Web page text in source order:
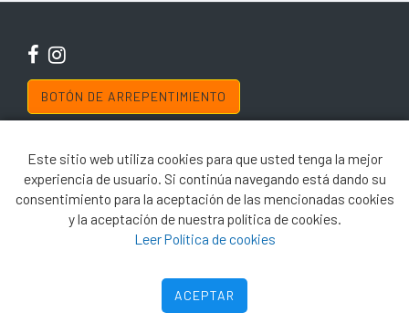
BOTÓN DE ARREPENTIMIENTO
las Políticas de Privacidad de El Ferretero. Las fotos son a modo ilustrativo. La
venta de cualquiera de los productos publicados está sujeta a la verificación de
stock. Los precios online para los productos presentados/publicados en
www.elferretero.com.ar y/o www.elferretero.com son válidos exclusivamente para
la compra vía internet en las páginas antes mencionadas.
Este sitio web utiliza cookies para que usted tenga la mejor
experiencia de usuario. Si continúa navegando está dando su
consentimiento para la aceptación de las mencionadas cookies
y la aceptación de nuestra política de cookies.
Leer Política de cookies
ACEPTAR